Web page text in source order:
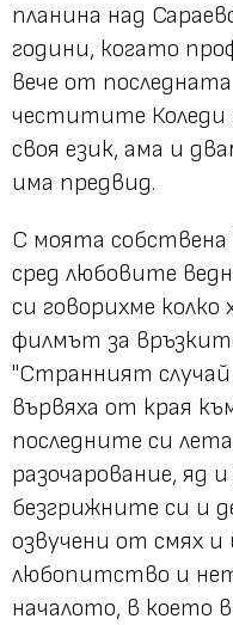
планина над
години, когато
вече от
честитите Коледи
своя език, ама и
има предвид.
С моята собствена
сред любовите
си говорихме колко
филмът за
"Странният
вървяха от края
последните си
разочарование, яд
безгрижните си и
озвучени от смях
любопитство и
началото, в което